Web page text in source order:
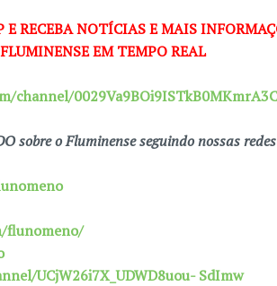
RECEBA NOTÍCIAS E MAIS
EM TEMPO REAL
channel/0029Va9BOi9ISTkB0MKmrA3C
sobre o Fluminense seguindo nossas
flunomeno/
UCjW26i7X_UDWD8uou- SdImw